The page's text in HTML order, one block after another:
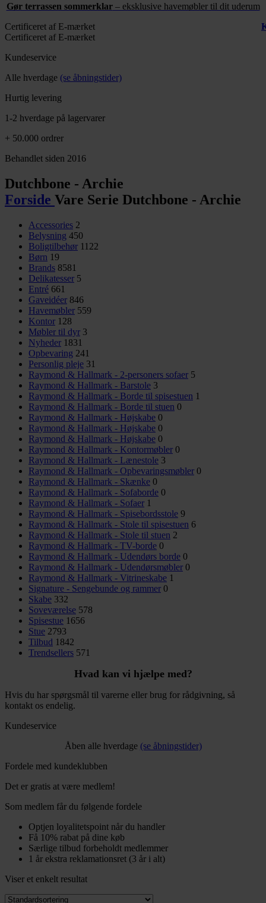
Gør terrassen sommerklar– eksklusive havemøbler til dit uderum
Certificeret af E-mærket
Certificeret af E-mærket
Kundeservice
Alle hverdage (se åbningstider)
Hurtig levering
1-2 hverdage på lagervarer
+ 50.000 ordrer
Behandlet siden 2016
Dutchbone - Archie
Forside Vare Serie Dutchbone - Archie
Accessories 2
Belysning 450
Boligtilbehør 1122
Børn 19
Brands 8581
Delikatesser 5
Entré 661
Gaveidéer 846
Havemøbler 559
Kontor 128
Møbler til dyr 3
Nyheder 1831
Opbevaring 241
Personlig pleje 31
Raymond & Hallmark - 2-personers sofaer 5
Raymond & Hallmark - Barstole 3
Raymond & Hallmark - Borde til spisestuen 1
Raymond & Hallmark - Borde til stuen 0
Raymond & Hallmark - Højskabe 0
Raymond & Hallmark - Højskabe 0
Raymond & Hallmark - Højskabe 0
Raymond & Hallmark - Kontormøbler 0
Raymond & Hallmark - Lænestole 3
Raymond & Hallmark - Opbevaringsmøbler 0
Raymond & Hallmark - Skænke 0
Raymond & Hallmark - Sofaborde 0
Raymond & Hallmark - Sofaer 1
Raymond & Hallmark - Spisebordsstole 9
Raymond & Hallmark - Stole til spisestuen 6
Raymond & Hallmark - Stole til stuen 2
Raymond & Hallmark - TV-borde 0
Raymond & Hallmark - Udendørs borde 0
Raymond & Hallmark - Udendørsmøbler 0
Raymond & Hallmark - Vitrineskabe 1
Signature - Sengebunde og rammer 0
Skabe 332
Soveværelse 578
Spisestue 1656
Stue 2793
Tilbud 1842
Trendsellers 571
Hvad kan vi hjælpe med?
Hvis du har spørgsmål til varerne eller brug for rådgivning, så
kontakt os endelig.
Kundeservice
Åben alle hverdage (se åbningstider)
Fordele med kundeklubben
Det er gratis at være medlem!
Som medlem får du følgende fordele
Optjen loyalitetspoint når du handler
Få 10% rabat på dine køb
Særlige tilbud forbeholdt medlemmer
1 år ekstra reklamationsret (3 år i alt)
Viser et enkelt resultat